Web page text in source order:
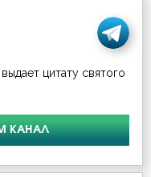
цитату святого
КАНАЛ